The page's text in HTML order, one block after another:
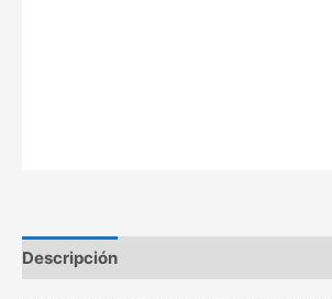
Descripción